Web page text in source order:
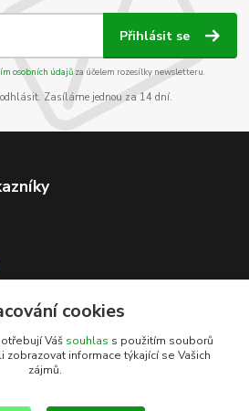
Přihlásit se
osobních údajůza účelem rozesílky newsletteru.
odhlásit. Zasíláme jednou za 14 dní.
cookies
Váš souhlas s použitím souborů
zobrazovat informace týkající se Vašich
zájmů.